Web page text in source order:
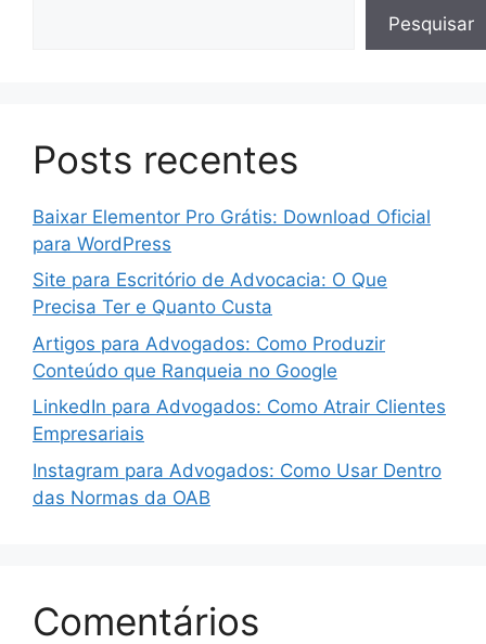
Pesquisar
Posts recentes
Baixar Elementor Pro Grátis: Download Oficial
para WordPress
Site para Escritório de Advocacia: O Que
Precisa Ter e Quanto Custa
Artigos para Advogados: Como Produzir
Conteúdo que Ranqueia no Google
LinkedIn para Advogados: Como Atrair Clientes
Empresariais
Instagram para Advogados: Como Usar Dentro
das Normas da OAB
Comentários